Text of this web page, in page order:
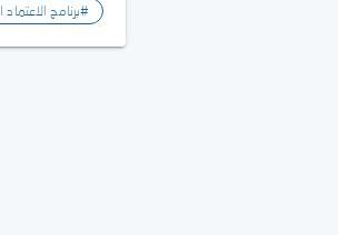
#برنامج